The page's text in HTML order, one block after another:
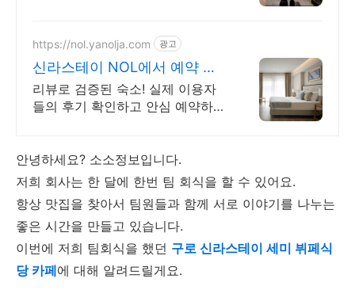
만나보세요.
https://nol.yanolja.com 광고
신라스테이 NOL에서 예약 최
대 70% 더블업 할인!
리뷰로 검증된 숙소! 실제 이용자
들의 후기 확인하고 안심 예약하세
안녕하세요? 소소정보입니다.
저희 회사는 한 달에 한번 팀 회식을 할 수 있어요.
항상 맛집을 찾아서 팀원들과 함께 서로 이야기를 나누는
좋은 시간을 만들고 있습니다.
이번에 저희 팀회식을 했던 구로 신라스테이 세미 뷔페식
당 카페에 대해 알려드릴게요.